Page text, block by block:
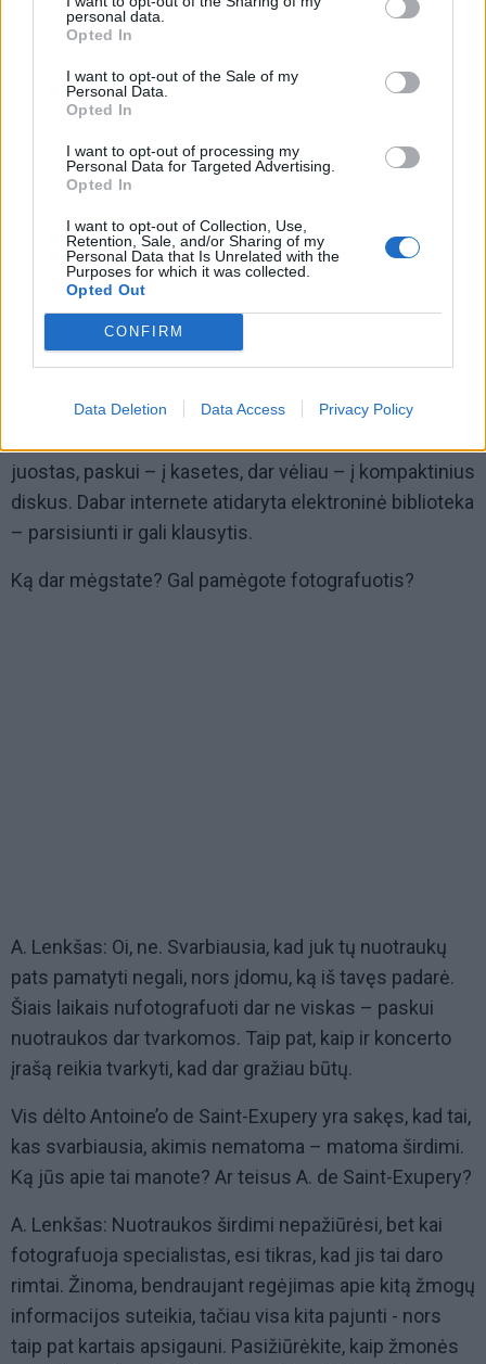
personal data.
Opted In
I want to opt-out of the Sale of my
Personal Data.
Opted In
I want to opt-out of processing my
Personal Data for Targeted Advertising.
Opted In
I want to opt-out of Collection, Use,
Retention, Sale, and/or Sharing of my
Personal Data that Is Unrelated with the
Purposes for which it was collected.
Opted Out
CONFIRM
Data Deletion Data Access Privacy Policy
Ką dar mėgstate veikti?
A. Lenkšas: Dabar muzika vien hobis – fonogramą
vieną kitą pasidarau, dukra dainuoja, tai jos įrašą
neregys, klausau grasines knygas – tam yra aklųjų
juostas, paskui – į kasetes, dar vėliau – į kompaktinius
diskus. Dabar internete atidaryta elektroninė biblioteka
– parsisiunti ir gali klausytis.
Ką dar mėgstate? Gal pamėgote fotografuotis?
A. Lenkšas: Oi, ne. Svarbiausia, kad juk tų nuotraukų
pats pamatyti negali, nors įdomu, ką iš tavęs padarė.
Šiais laikais nufotografuoti dar ne viskas – paskui
nuotraukos dar tvarkomos. Taip pat, kaip ir koncerto
įrašą reikia tvarkyti, kad dar gražiau būtų.
Vis dėlto Antoine’o de Saint-Exupery yra sakęs, kad tai,
kas svarbiausia, akimis nematoma – matoma širdimi.
Ką jūs apie tai manote? Ar teisus A. de Saint-Exupery?
A. Lenkšas: Nuotraukos širdimi nepažiūrėsi, bet kai
fotografuoja specialistas, esi tikras, kad jis tai daro
rimtai. Žinoma, bendraujant regėjimas apie kitą žmogų
informacijos suteikia, tačiau visa kita pajunti - nors
taip pat kartais apsigauni. Pasižiūrėkite, kaip žmonės